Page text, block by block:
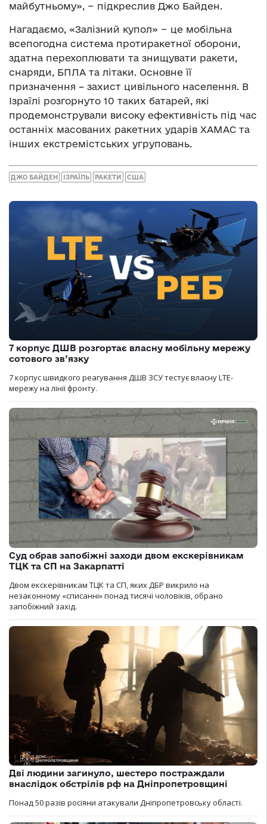
майбутньому», − підкреслив Джо Байден.
Нагадаємо, «Залізний купол» − це мобільна
всепогодна система протиракетної оборони,
здатна перехоплювати та знищувати ракети,
снаряди, БПЛА та літаки. Основне її
призначення – захист цивільного населення. В
Ізраїлі розгорнуто 10 таких батарей, які
продемонстрували високу ефективність під час
останніх масованих ракетних ударів ХАМАС та
інших екстремістських угруповань.
ДЖО БАЙДЕН ІЗРАЇЛЬ РАКЕТИ США
7 корпус ДШВ розгортає власну мобільну мережу
сотового зв’язку
7 корпус швидкого реагування ДШВ ЗСУ тестує власну LTE-
мережу на лінії фронту.
Суд обрав запобіжні заходи двом екскерівникам
ТЦК та СП на Закарпатті
Двом екскерівникам ТЦК та СП, яких ДБР викрило на
незаконному «списанні» понад тисячі чоловіків, обрано
запобіжний захід.
Дві людини загинуло, шестеро постраждали
внаслідок обстрілів рф на Дніпропетровщині
Понад 50 разів росіяни атакували Дніпропетровську області.